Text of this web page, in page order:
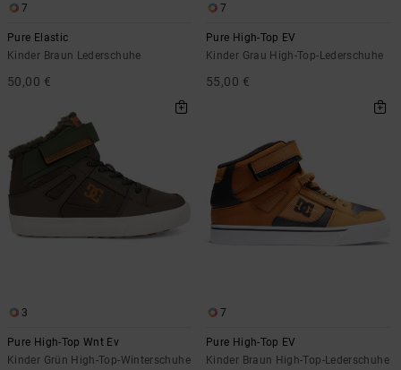
7
Pure Elastic
Kinder Braun Lederschuhe
50,00 €
7
Pure High-Top EV
Kinder Grau High-Top-Lederschuhe
55,00 €
3
Pure High-Top Wnt Ev
Kinder Grün High-Top-Winterschuhe
7
Pure High-Top EV
Kinder Braun High-Top-Lederschuhe